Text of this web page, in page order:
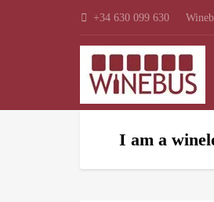
+34 630 099 630
I am a